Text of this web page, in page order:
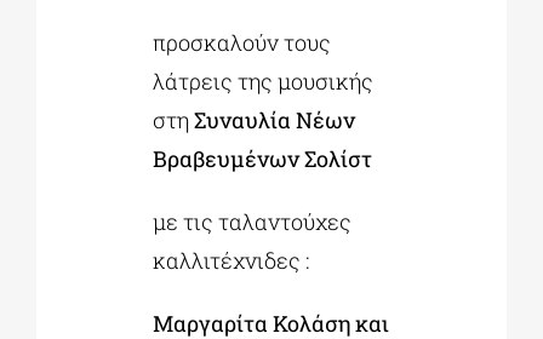
προσκαλούν τους
λάτρεις της μουσικής
στηΣυναυλία Νέων
Βραβευμένων Σολίστ
με τις ταλαντούχες
καλλιτέχνιδες :
Μαργαρίτα Κολάση και